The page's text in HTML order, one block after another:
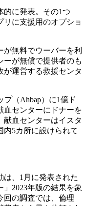
的に発表。その1つ
リに支援用のオプショ
無料でウーバーを利
ーが無償で提供者のも
が運営する救援センタ
プ（Ahbap）に1億ド
血センターにドナーを
献血センターはイスタ
内5カ所に設けられて
は、1月に発表された
」2023年版の結果を象
回の調査では、倫理